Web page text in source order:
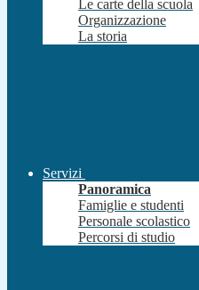
Le carte della scuola
Organizzazione
La storia
Servizi
Panoramica
Famiglie e studenti
Personale scolastico
Percorsi di studio